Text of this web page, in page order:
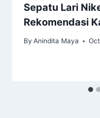
Sepatu Lari
Rekomendasi
By Anindita Maya